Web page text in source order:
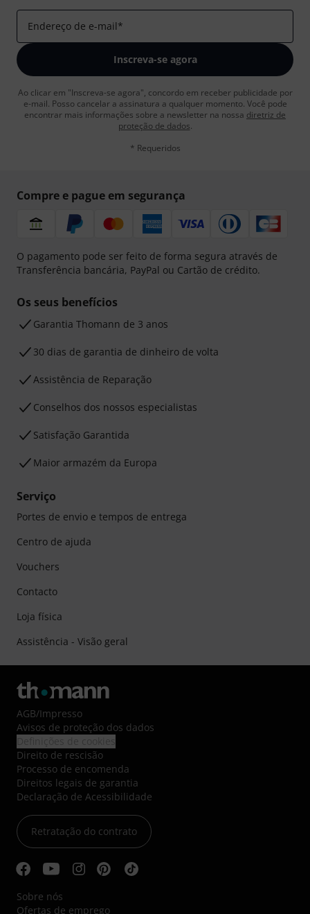
Endereço de e-mail*
Inscreva-se agora
Ao clicar em "Inscreva-se agora", concordo em receber publicidade por
e-mail. Posso cancelar a assinatura a qualquer momento. Você pode
encontrar mais informações sobre a newsletter na nossa diretriz de
proteção de dados.
* Requeridos
Compre e pague em segurança
O pagamento pode ser feito de forma segura através de
Transferência bancária, PayPal ou Cartão de crédito.
Os seus benefícios
Garantia Thomann de 3 anos
30 dias de garantia de dinheiro de volta
Assistência de Reparação
Conselhos dos nossos especialistas
Satisfação Garantida
Maior armazém da Europa
Serviço
Portes de envio e tempos de entrega
Centro de ajuda
Vouchers
Contacto
Loja física
Assistência - Visão geral
AGB/Impresso
Avisos de proteção dos dados
Direito de rescisão
Processo de encomenda
Direitos legais de garantia
Declaração de Acessibilidade
Retratação do contrato
Sobre nós
Ofertas de emprego